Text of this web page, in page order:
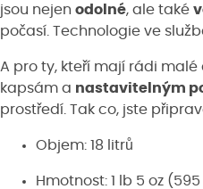
jsou nejen odolné, ale také
počasí. Technologie ve
A pro ty, kteří mají rádi malé
kapsám a nastavitelným
prostředí. Tak co, jste
Objem: 18 litrů
Hmotnost: 1 lb 5 oz